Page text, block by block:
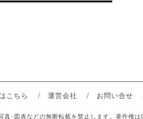
こちら 運営会社 お問い合せ
･図表などの無断転載を禁止します。著作権